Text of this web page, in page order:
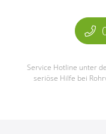
Service Hotline unter
seriöse Hilfe bei